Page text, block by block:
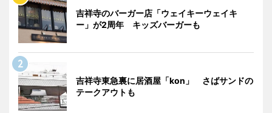
吉祥寺のバーガー店「ウェイキーウェイキ
ー」が2周年 キッズバーガーも
吉祥寺東急裏に居酒屋「kon」 さばサンドの
テークアウトも